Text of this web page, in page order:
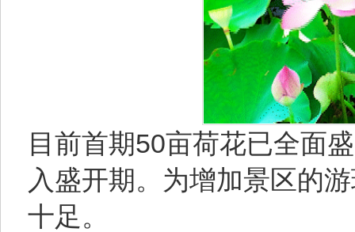
目前首期50亩荷花已全面
入盛开期。为增加景区的
十足。